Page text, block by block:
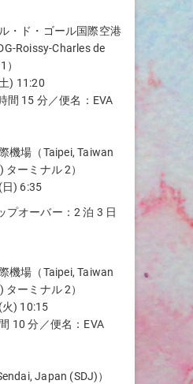
・ド・ゴール国際空港
Roissy-Charles de
) 11:20
間 15 分／便名：EVA
機場（Taipei, Taiwan
ーミナル 2）
日) 6:35
オーバー：2 泊 3 日
機場（Taipei, Taiwan
ーミナル 2）
火) 10:15
10 分／便名：EVA
Japan (SDJ)）